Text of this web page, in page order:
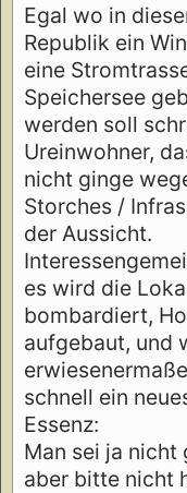
Egal wo in
Republik ein
eine
Speichersee
werden soll
Ureinwohner,
nicht ginge
Storches /
der Aussicht.
es wird die
bombardiert,
aufgebaut, und
schnell ein
Essenz:
Man sei ja nicht
aber bitte nicht